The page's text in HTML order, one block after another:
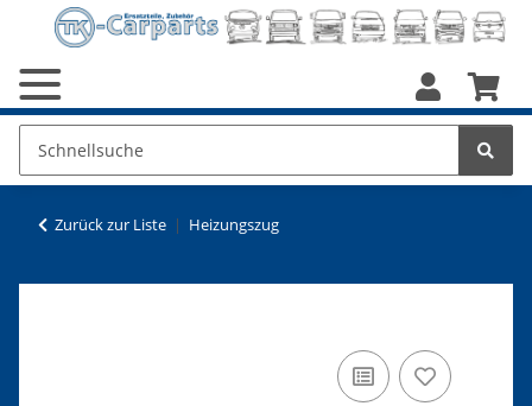
Zurück zur Liste Heizungszug